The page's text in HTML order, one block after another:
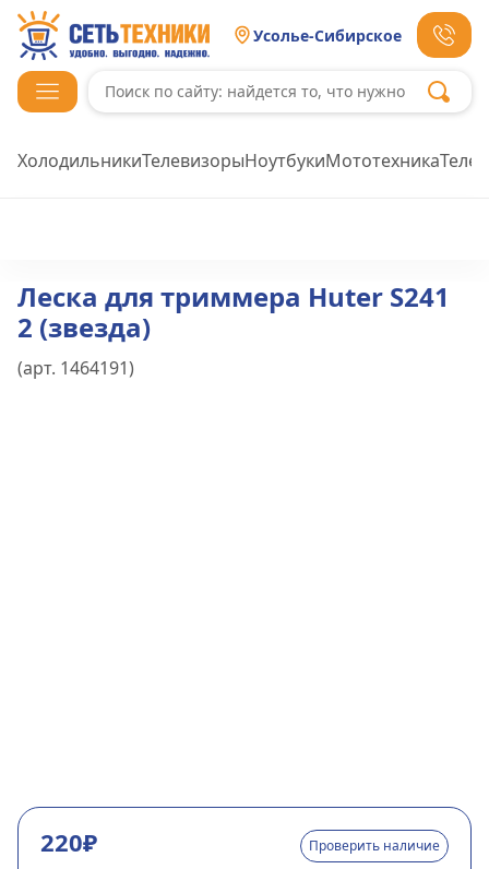
Усолье-Сибирское
ХолодильникиТелевизорыНоутбукиМототехника
Леска для триммера Huter S241
2 (звезда)
(арт. 1464191)
220₽ Проверить наличие